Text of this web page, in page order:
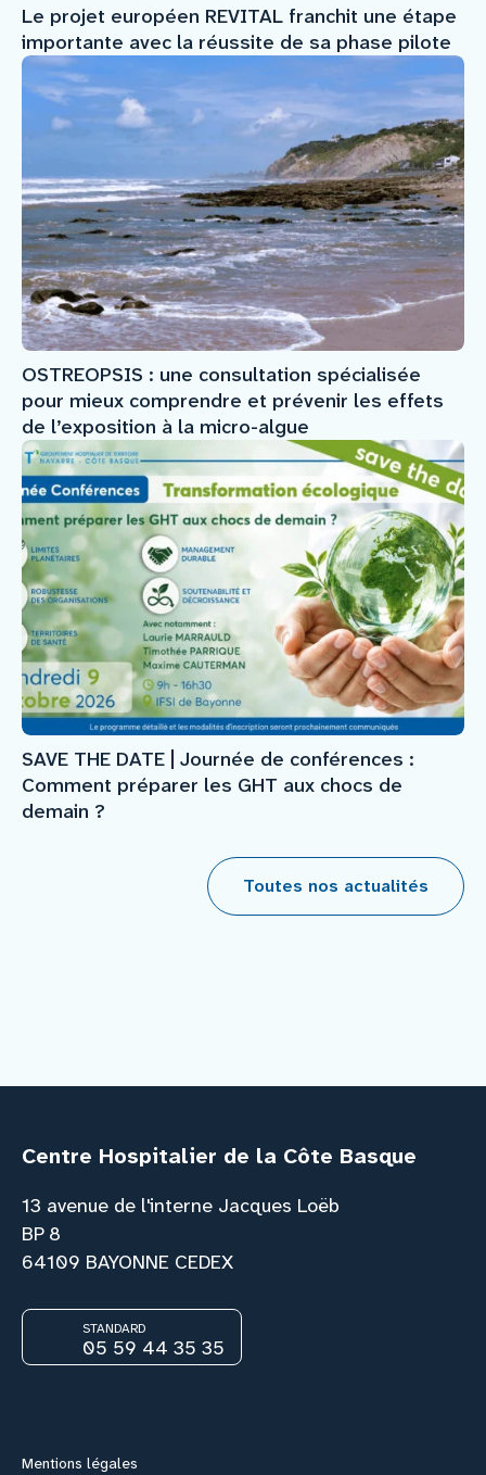
Le projet européen REVITAL franchit une étape
importante avec la réussite de sa phase pilote
OSTREOPSIS : une consultation spécialisée
pour mieux comprendre et prévenir les effets
de l’exposition à la micro-algue
SAVE THE DATE | Journée de conférences :
Comment préparer les GHT aux chocs de
demain ?
Toutes nos actualités
Centre Hospitalier de la Côte Basque
13 avenue de l'interne Jacques Loëb
BP 8
64109 BAYONNE CEDEX
STANDARD
05 59 44 35 35
Mentions légales